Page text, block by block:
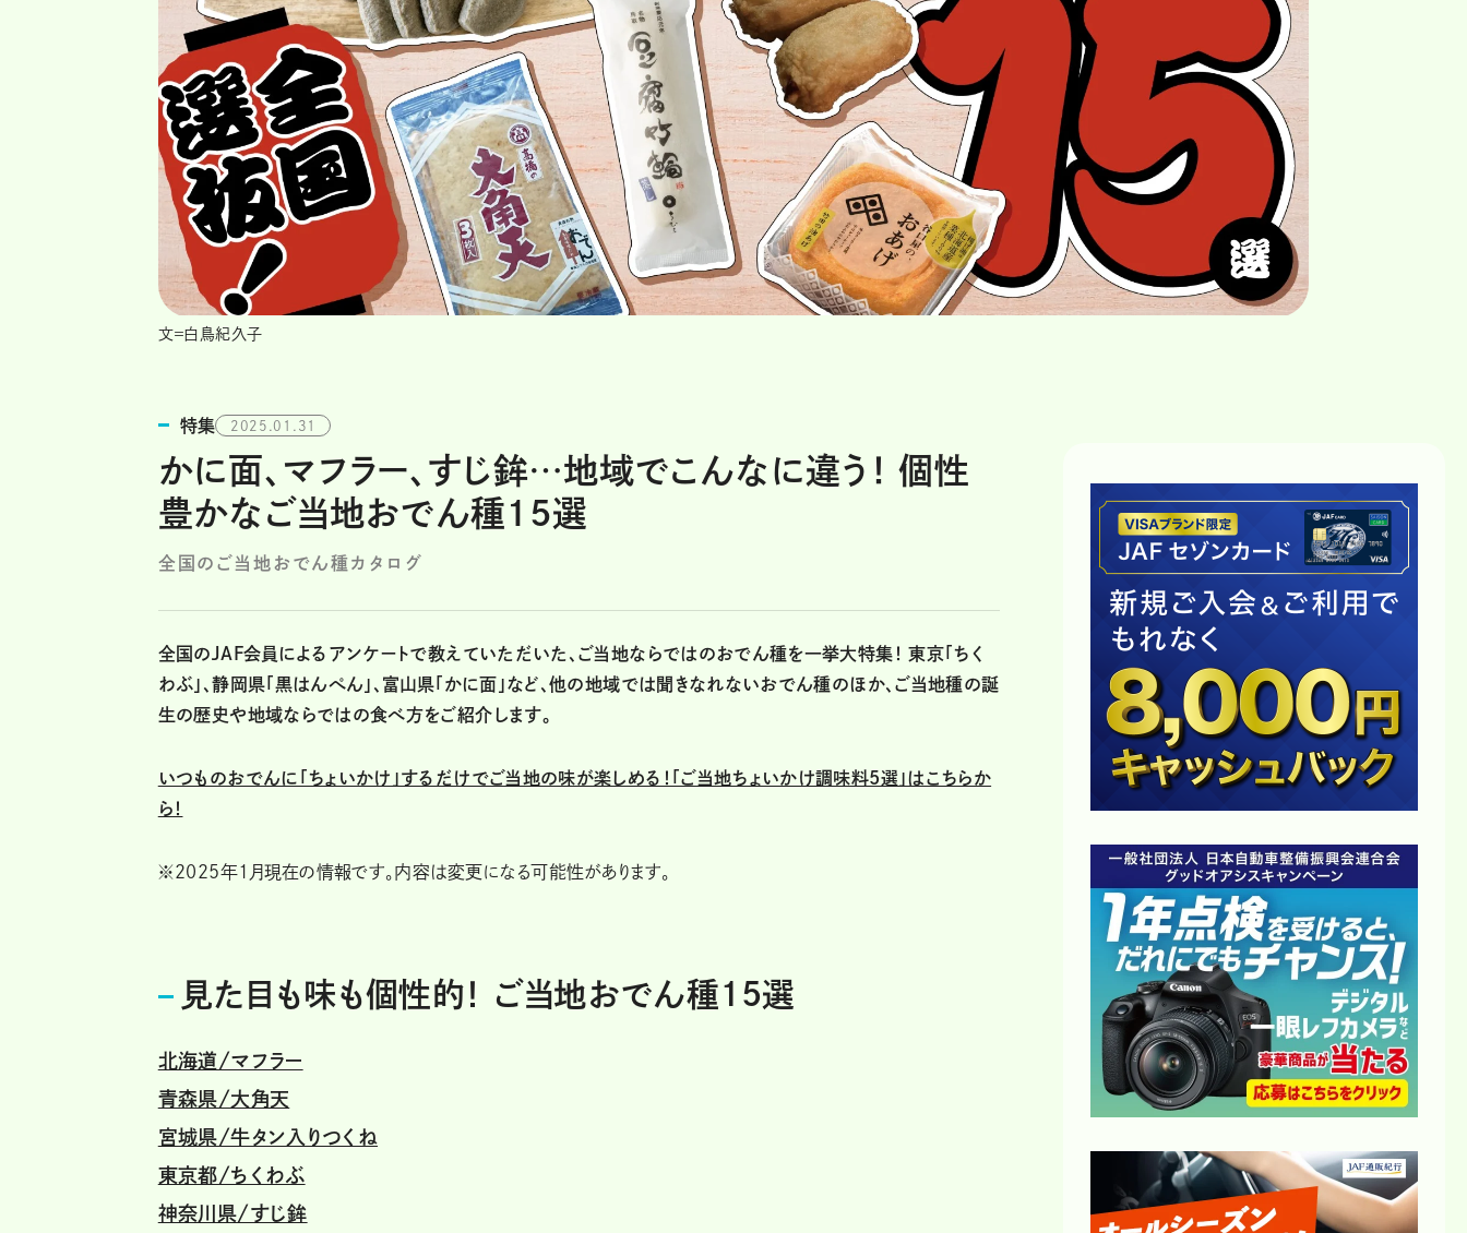
文＝白鳥紀久子
特集 2025.01.31
かに面、マフラー、すじ鉾…地域でこんなに違う！ 個性
豊かなご当地おでん種15選
全国のご当地おでん種カタログ
全国のJAF会員によるアンケートで教えていただいた、ご当地ならではのおでん種を一挙大特集！ 東京「ちく
わぶ」、静岡県「黒はんぺん」、富山県「かに面」など、他の地域では聞きなれないおでん種のほか、ご当地種の誕
生の歴史や地域ならではの食べ方をご紹介します。
いつものおでんに「ちょいかけ」するだけでご当地の味が楽しめる！「ご当地ちょいかけ調味料5選」はこちらか
ら！
※2025年1月現在の情報です。内容は変更になる可能性があります。
見た目も味も個性的！ ご当地おでん種15選
北海道/マフラー
青森県/大角天
宮城県/牛タン入りつくね
東京都/ちくわぶ
神奈川県/すじ鉾